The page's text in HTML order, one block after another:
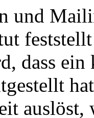
und
dass ein
auslöst,